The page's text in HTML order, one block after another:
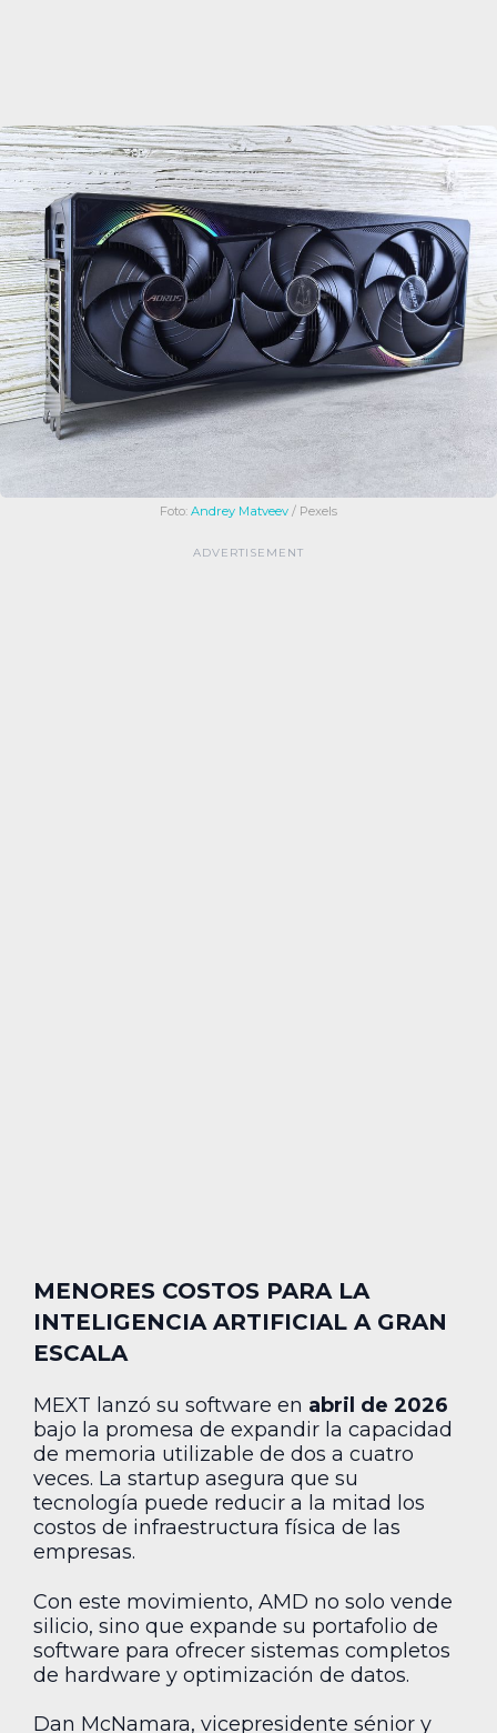
Foto: Andrey Matveev / Pexels
MENORES COSTOS PARA LA
INTELIGENCIA ARTIFICIAL A GRAN
ESCALA
MEXT lanzó su software en abril de 2026
bajo la promesa de expandir la capacidad
de memoria utilizable de dos a cuatro
veces. La startup asegura que su
tecnología puede reducir a la mitad los
costos de infraestructura física de las
empresas.
Con este movimiento, AMD no solo vende
silicio, sino que expande su portafolio de
software para ofrecer sistemas completos
de hardware y optimización de datos.
Dan McNamara, vicepresidente sénior y